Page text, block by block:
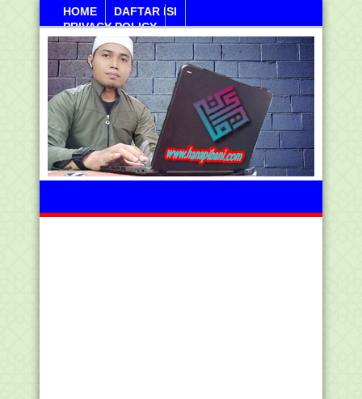
HOME
DAFTAR ISI
PRIVACY POLICY
Sabtu, 08 Agustus 2026